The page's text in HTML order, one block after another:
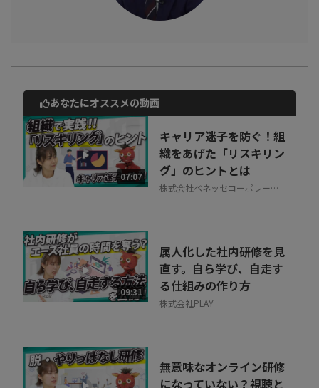
グループ 統括グループ長） をお招きし、福利厚生を拡充させる
動画でご紹介しているサービスについて
お気軽にご相談・ご質問いただけます！
30秒でお申し込み可能
相談を希望する 無料
あなたにオススメの動画
07:07
キャリア迷子を防ぐ！組
織をあげた「リスキリン
グ」のヒントとは
株式会社ベネッセコーポレーシ
09:31
属人化した社内研修を見
直す。自ら学び、自走す
る仕組みの作り方
株式会社PLAY
無意味なオンライン研修
になっていない？視聴と